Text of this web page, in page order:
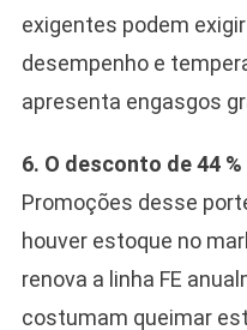
exigentes podem
desempenho e
apresenta engasgos
6. O desconto de 44
Promoções desse
houver estoque no
renova a linha FE
costumam queimar